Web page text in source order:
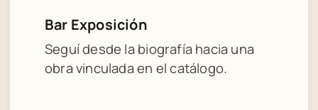
Bar Exposición
Seguí desde la biografía hacia una
obra vinculada en el catálogo.